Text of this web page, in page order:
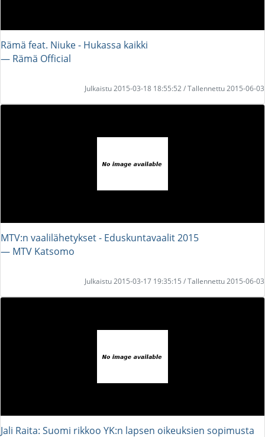
Rämä feat. Niuke - Hukassa kaikki
― Rämä Official
Julkaistu 2015-03-18 18:55:52 / Tallennettu 2015-06-03
MTV:n vaalilähetykset - Eduskuntavaalit 2015
― MTV Katsomo
Julkaistu 2015-03-17 19:35:15 / Tallennettu 2015-06-03
Jali Raita: Suomi rikkoo YK:n lapsen oikeuksien sopimusta